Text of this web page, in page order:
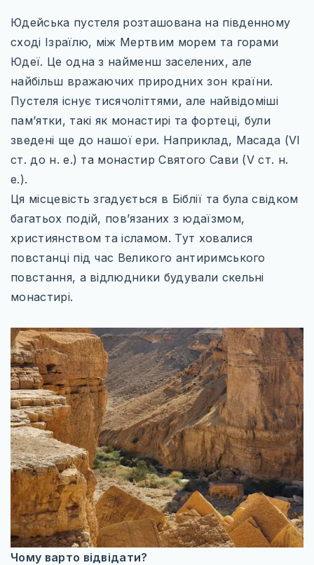
ПІВНІЧНА ЄВРОПА
ВЕЛИКА БРИТАНІЯ
ФІНЛЯНДІЯ
ШВЕЦІЯ
БОЛГАРІЯ
ПОЛЬЩА
РУМУНІЯ
УКРАЇНА
ЧЕХІЯ
АЗІЯ
ГРУЗІЯ
ЄМЕН
ІЗРАЇЛЬ
ІНДІЯ
КАМБОДЖА
Юдейська пустеля розташована на південному
сході Ізраїлю, між Мертвим морем та горами
Юдеї. Це одна з найменш заселених, але
найбільш вражаючих природних зон країни.
Пустеля існує тисячоліттями, але найвідоміші
пам’ятки, такі як монастирі та фортеці, були
зведені ще до нашої ери. Наприклад, Масада (VI
ст. до н. е.) та монастир Святого Сави (V ст. н.
е.).
Ця місцевість згадується в Біблії та була свідком
багатьох подій, пов’язаних з юдаїзмом,
християнством та ісламом. Тут ховалися
повстанці під час Великого антиримського
повстання, а відлюдники будували скельні
монастирі.
Чому варто відвідати?